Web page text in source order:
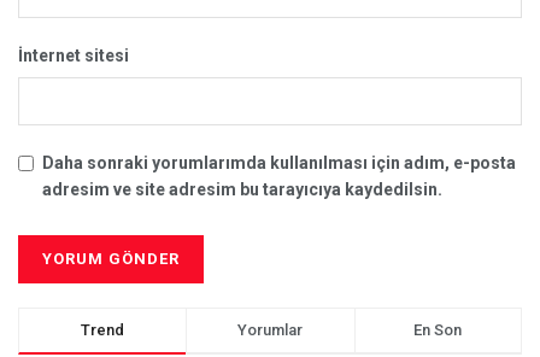
İnternet sitesi
Daha sonraki yorumlarımda kullanılması için adım, e-posta
adresim ve site adresim bu tarayıcıya kaydedilsin.
Trend Yorumlar En Son